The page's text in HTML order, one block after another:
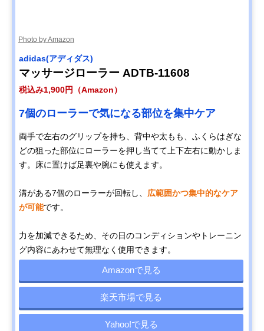
Photo by Amazon
adidas(アディダス)
マッサージローラー ADTB-11608
税込み1,900円（Amazon）
7個のローラーで気になる部位を集中ケア
両手で左右のグリップを持ち、背中や太もも、ふくらはぎな
どの狙った部位にローラーを押し当てて上下左右に動かしま
す。床に置けば足裏や腕にも使えます。
溝がある7個のローラーが回転し、 広範囲かつ集中的なケア
が可能です。
力を加減できるため、その日のコンディションやトレーニン
グ内容にあわせて無理なく使用できます。
Amazonで見る
楽天市場で見る
Yahoo!で見る